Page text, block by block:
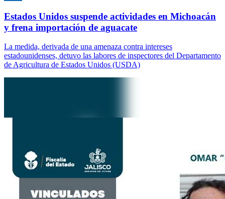
Estados Unidos suspende actividades en Michoacán
y frena importación de aguacate
La medida, derivada de una amenaza contra intereses
estadounidenses, detuvo las labores de inspectores del Departamento
de Agricultura de Estados Unidos (USDA)